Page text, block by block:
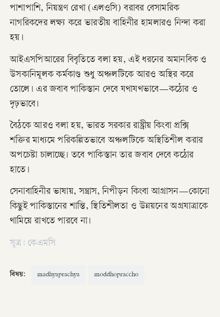
পাশাপাশি, নিয়ন্ত্রণ রেখা (এলওসি) বরাবর বেসামরিক
নাগরিকদের লক্ষ্য করে ভারতীয় বাহিনীর হামলারও নিন্দা করা
হয়।
আইএসপিআরের বিবৃতিতে বলা হয়, এই ধরনের অমানবিক ও
উসকানিমূলক কর্মকাণ্ড শুধু অঞ্চলটিকে আরও অস্থির করে
তোলে। এর জবাব পাকিস্তান দেবে যথাযথভাবে—কঠোর ও
দৃঢ়ভাবে।
বৈঠকে আরও বলা হয়, ভারত সরকার রাষ্ট্রীয় কিংবা প্রক্সি
শক্তির মাধ্যমে পরিকল্পিতভাবে অঞ্চলটিকে অস্থিতিশীল করার
অপচেষ্টা চালাচ্ছে। তবে পাকিস্তান তার জবাব দেবে কঠোর
হাতে।
সেনাবাহিনীর ভাষায়, সন্ত্রাস, নিপীড়ন কিংবা আগ্রাসন—কোনো
কিছুই পাকিস্তানের শান্তি, স্থিতিশীলতা ও উন্নয়নের অগ্রযাত্রাকে
থামিয়ে রাখতে পারবে না।
সূত্র: কেএমসি
বিষয়: madhyaprachya moddhopraccho